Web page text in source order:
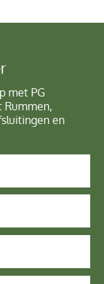
met PG
en